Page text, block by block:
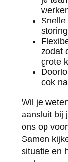
zodat
grote
ook
Wil je
aansluit bij
ons op
Samen
situatie en